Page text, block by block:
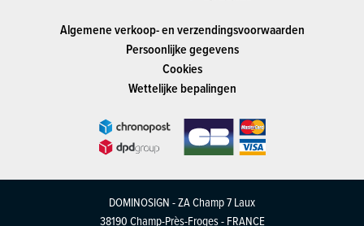
Algemene verkoop- en verzendingsvoorwaarden
Persoonlijke gegevens
Cookies
Wettelijke bepalingen
DOMINOSIGN - ZA Champ 7 Laux
38190 Champ-Près-Froges - FRANCE